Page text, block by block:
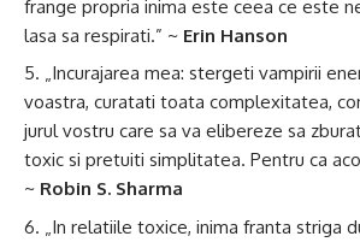
frange propria inima este ceea ce este
lasa sa respirati.” ~ Erin Hanson
„Incurajarea mea: stergeti vampirii
voastra, curatati toata complexitatea,
jurul vostru care sa va elibereze sa
toxic si pretuiti simplitatea. Pentru ca
~ Robin S. Sharma
„In relatiile toxice, inima franta striga